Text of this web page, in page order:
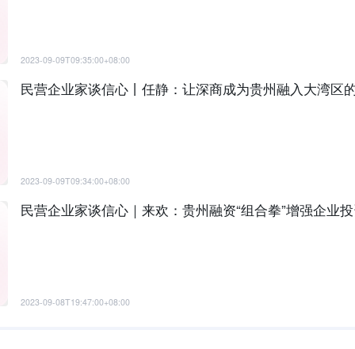
2023-09-09T09:35:00+08:00
民营企业家谈信心丨任静：让深商成为贵州融入大湾区
2023-09-09T09:34:00+08:00
民营企业家谈信心｜来欢：贵州融资“组合拳”增强企业
2023-09-08T19:47:00+08:00